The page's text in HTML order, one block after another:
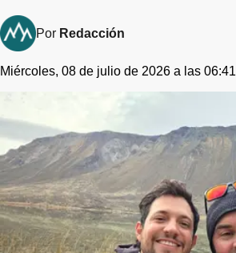
Por Redacción
Miércoles, 08 de julio de 2026 a las 06:41